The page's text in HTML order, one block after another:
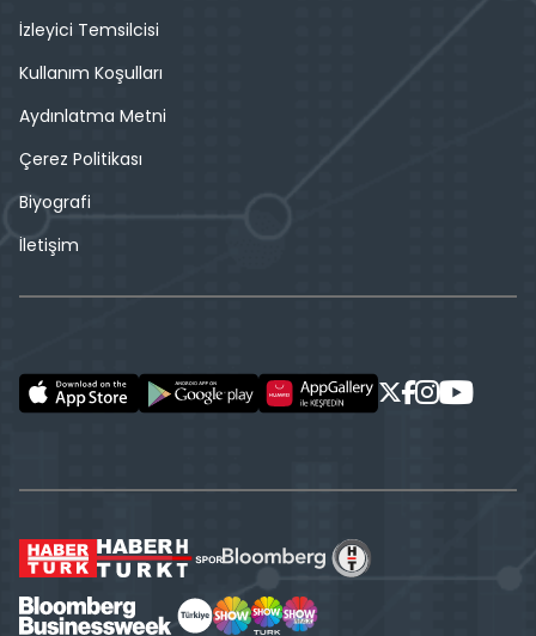
İzleyici Temsilcisi
Kullanım Koşulları
Aydınlatma Metni
Çerez Politikası
Biyografi
İletişim